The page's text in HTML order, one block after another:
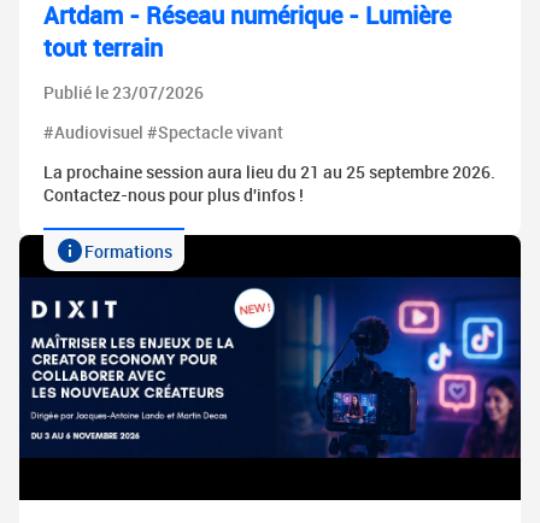
Artdam - Réseau numérique - Lumière
tout terrain
Publié le 23/07/2026
#Audiovisuel #Spectacle vivant
La prochaine session aura lieu du 21 au 25 septembre 2026.
Contactez-nous pour plus d'infos !
Formations